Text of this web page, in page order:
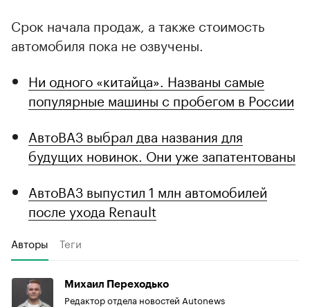
Срок начала продаж, а также стоимость
автомобиля пока не озвучены.
Ни одного «китайца». Названы самые
популярные машины с пробегом в России
АвтоВАЗ выбрал два названия для
будущих новинок. Они уже запатентованы
АвтоВАЗ выпустил 1 млн автомобилей
после ухода Renault
Авторы Теги
Михаил Переходько
Редактор отдела новостей Autonews